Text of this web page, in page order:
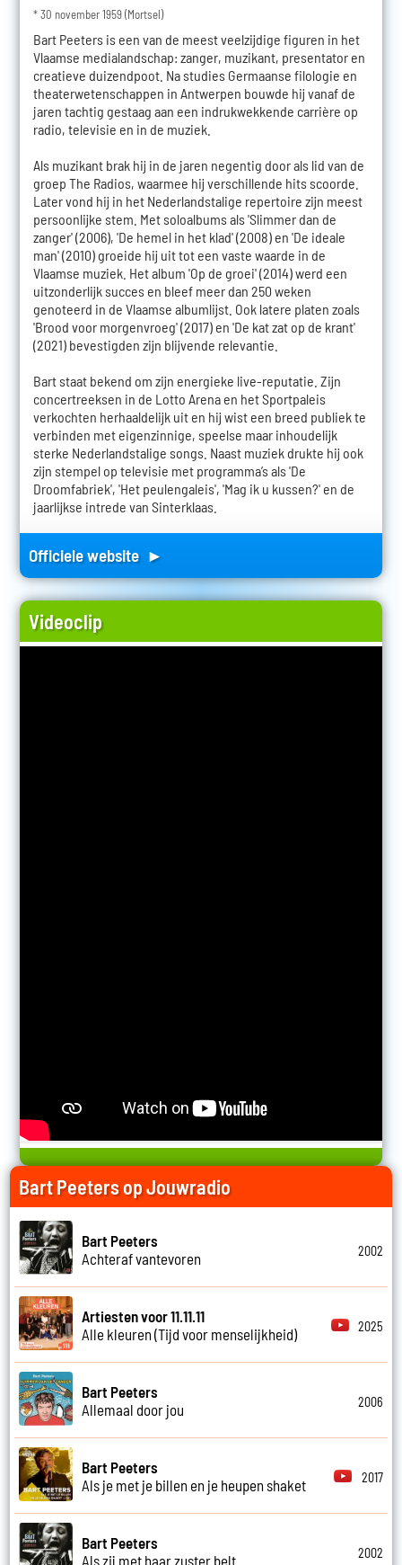
* 30 november 1959 (Mortsel)
Bart Peeters is een van de meest veelzijdige figuren in het
Vlaamse medialandschap: zanger, muzikant, presentator en
creatieve duizendpoot. Na studies Germaanse filologie en
theaterwetenschappen in Antwerpen bouwde hij vanaf de
jaren tachtig gestaag aan een indrukwekkende carrière op
radio, televisie en in de muziek.
Als muzikant brak hij in de jaren negentig door als lid van de
groep The Radios, waarmee hij verschillende hits scoorde.
Later vond hij in het Nederlandstalige repertoire zijn meest
persoonlijke stem. Met soloalbums als 'Slimmer dan de
zanger' (2006), 'De hemel in het klad' (2008) en 'De ideale
man' (2010) groeide hij uit tot een vaste waarde in de
Vlaamse muziek. Het album 'Op de groei' (2014) werd een
uitzonderlijk succes en bleef meer dan 250 weken
genoteerd in de Vlaamse albumlijst. Ook latere platen zoals
'Brood voor morgenvroeg' (2017) en 'De kat zat op de krant'
(2021) bevestigden zijn blijvende relevantie.
Bart staat bekend om zijn energieke live-reputatie. Zijn
concertreeksen in de Lotto Arena en het Sportpaleis
verkochten herhaaldelijk uit en hij wist een breed publiek te
verbinden met eigenzinnige, speelse maar inhoudelijk
sterke Nederlandstalige songs. Naast muziek drukte hij ook
zijn stempel op televisie met programma’s als 'De
Droomfabriek', 'Het peulengaleis', 'Mag ik u kussen?' en de
jaarlijkse intrede van Sinterklaas.
Officiele website ►
Videoclip
Bart Peeters op Jouwradio
Bart Peeters
Achteraf vantevoren
2002
Artiesten voor 11.11.11
Alle kleuren (Tijd voor menselijkheid)
2025
Bart Peeters
Allemaal door jou
2006
Bart Peeters
Als je met je billen en je heupen shaket
2017
Bart Peeters
Als zij met haar zuster belt
2002